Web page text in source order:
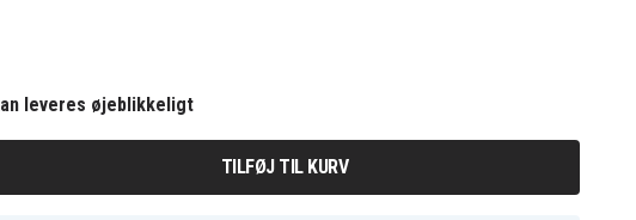
leveres øjeblikkeligt
TILFØJ TIL KURV